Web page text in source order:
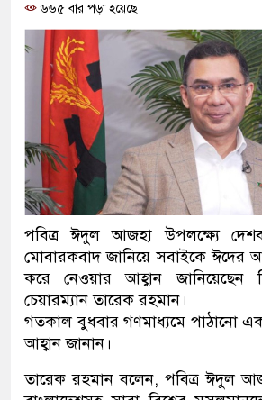
৬৬৫ বার পড়া হয়েছে
পবিত্র ঈদুল আজহা উপলক্ষ্যে
মোবারকবাদ জানিয়ে সবাইকে ঈদের
করে নেওয়ার আহ্বান জানিয়েছেন
চেয়ারম্যান তারেক রহমান।
গতকাল বুধবার গণমাধ্যমে পাঠানো এক
আহ্বান জানান।
তারেক রহমান বলেন, পবিত্র ঈদুল